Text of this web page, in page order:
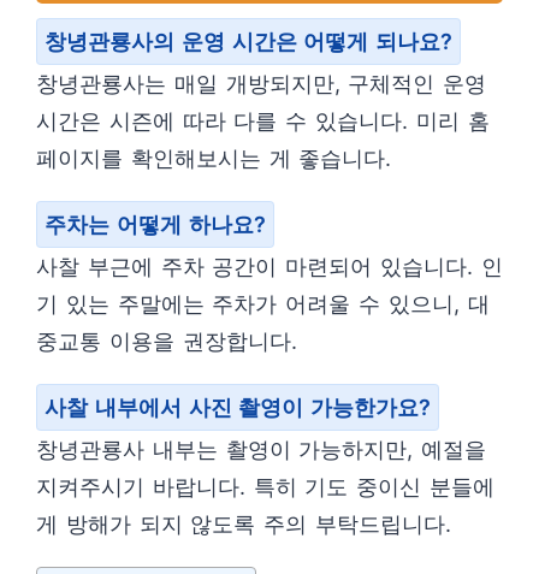
창녕관룡사의 운영 시간은 어떻게 되나요?
창녕관룡사는 매일 개방되지만, 구체적인 운영
시간은 시즌에 따라 다를 수 있습니다. 미리 홈
페이지를 확인해보시는 게 좋습니다.
주차는 어떻게 하나요?
사찰 부근에 주차 공간이 마련되어 있습니다. 인
기 있는 주말에는 주차가 어려울 수 있으니, 대
중교통 이용을 권장합니다.
사찰 내부에서 사진 촬영이 가능한가요?
창녕관룡사 내부는 촬영이 가능하지만, 예절을
지켜주시기 바랍니다. 특히 기도 중이신 분들에
게 방해가 되지 않도록 주의 부탁드립니다.